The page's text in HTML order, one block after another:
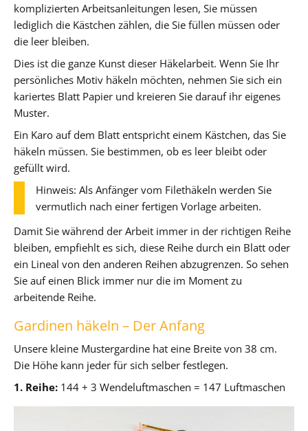
komplizierten Arbeitsanleitungen lesen, Sie müssen
lediglich die Kästchen zählen, die Sie füllen müssen oder
die leer bleiben.
Dies ist die ganze Kunst dieser Häkelarbeit. Wenn Sie Ihr
persönliches Motiv häkeln möchten, nehmen Sie sich ein
kariertes Blatt Papier und kreieren Sie darauf ihr eigenes
Muster.
Ein Karo auf dem Blatt entspricht einem Kästchen, das Sie
häkeln müssen. Sie bestimmen, ob es leer bleibt oder
gefüllt wird.
Hinweis: Als Anfänger vom Filethäkeln werden Sie
vermutlich nach einer fertigen Vorlage arbeiten.
Damit Sie während der Arbeit immer in der richtigen Reihe
bleiben, empfiehlt es sich, diese Reihe durch ein Blatt oder
ein Lineal von den anderen Reihen abzugrenzen. So sehen
Sie auf einen Blick immer nur die im Moment zu
arbeitende Reihe.
Gardinen häkeln – Der Anfang
Unsere kleine Mustergardine hat eine Breite von 38 cm.
Die Höhe kann jeder für sich selber festlegen.
1. Reihe: 144 + 3 Wendeluftmaschen = 147 Luftmaschen